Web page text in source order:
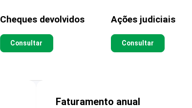
Cheques devolvidos
Consultar
Ações judiciais
Consultar
Faturamento anual